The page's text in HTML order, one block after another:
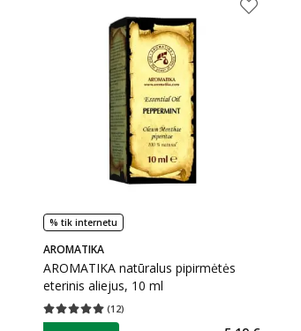
% tik internetu
AROMATIKA
AROMATIKA natūralus pipirmėtės
eterinis aliejus, 10 ml
(12)
Vidutinis įvertinimas 5.00